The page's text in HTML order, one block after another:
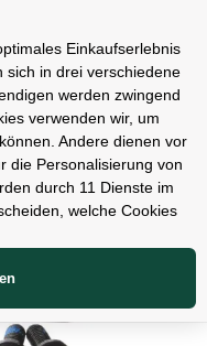
Einkaufserlebnis
sich in drei verschiedene
werden zwingend
verwenden wir, um
Andere dienen vor
die Personalisierung von
durch 11 Dienste im
welche Cookies